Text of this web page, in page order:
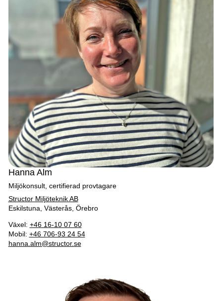
Hanna Alm
Miljökonsult, certifierad provtagare
Structor Miljöteknik AB
Eskilstuna, Västerås, Örebro
Växel: +46 16-10 07 60
Mobil: +46 706-93 24 54
hanna.alm@structor.se